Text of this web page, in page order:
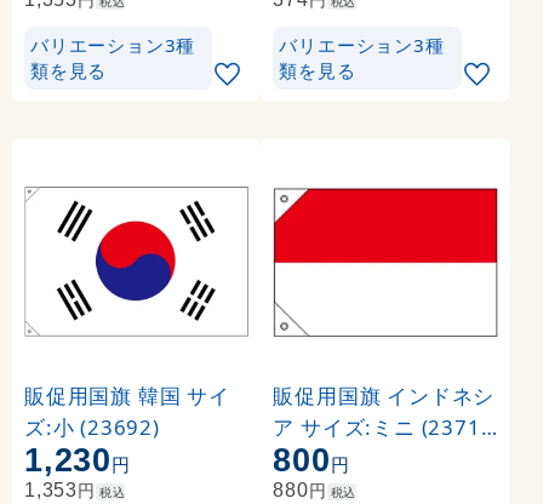
バリエーション3種
類を見る
バリエーション3種
類を見る
販促用国旗 韓国 サイ
ズ:小 (23692)
1,230円
1,353円 税込
販促用国旗 インドネシ
ア サイズ:ミニ (23712
)
800円
880円 税込